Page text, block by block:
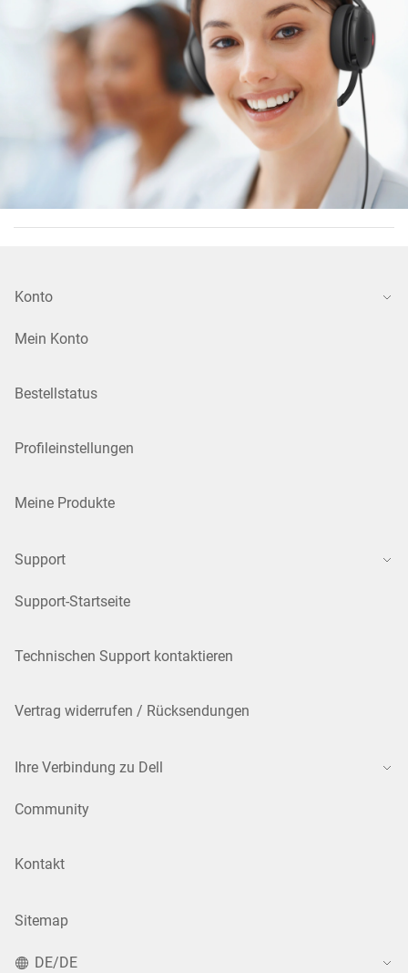
Konto
Mein Konto
Bestellstatus
Profileinstellungen
Meine Produkte
Support
Support-Startseite
Technischen Support kontaktieren
Vertrag widerrufen / Rücksendungen
Ihre Verbindung zu Dell
Community
Kontakt
Sitemap
DE/DE